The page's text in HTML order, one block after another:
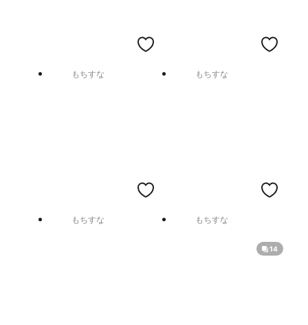
もちすな もちすな
もちすな もちすな
14